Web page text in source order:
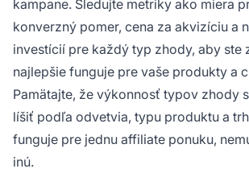
kampane. Sledujte metriky ako miera
konverzný pomer, cena za akvizíciu a
investícií pre každý typ zhody, aby ste
najlepšie funguje pre vaše produkty a
Pamätajte, že výkonnosť typov zhody
líšiť podľa odvetvia, typu produktu a
funguje pre jednu affiliate ponuku,
inú.